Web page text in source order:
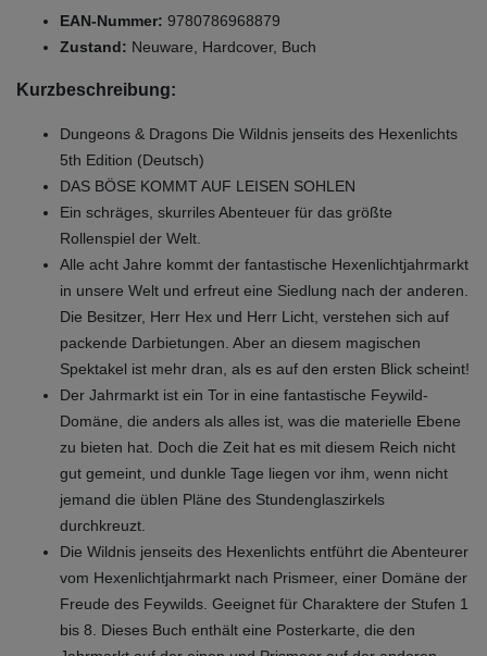
EAN-Nummer: 9780786968879
Zustand: Neuware, Hardcover, Buch
Kurzbeschreibung:
Dungeons & Dragons Die Wildnis jenseits des Hexenlichts
5th Edition (Deutsch)
DAS BÖSE KOMMT AUF LEISEN SOHLEN
Ein schräges, skurriles Abenteuer für das größte
Rollenspiel der Welt.
Alle acht Jahre kommt der fantastische Hexenlichtjahrmarkt
in unsere Welt und erfreut eine Siedlung nach der anderen.
Die Besitzer, Herr Hex und Herr Licht, verstehen sich auf
packende Darbietungen. Aber an diesem magischen
Spektakel ist mehr dran, als es auf den ersten Blick scheint!
Der Jahrmarkt ist ein Tor in eine fantastische Feywild-
Domäne, die anders als alles ist, was die materielle Ebene
zu bieten hat. Doch die Zeit hat es mit diesem Reich nicht
gut gemeint, und dunkle Tage liegen vor ihm, wenn nicht
jemand die üblen Pläne des Stundenglaszirkels
durchkreuzt.
Die Wildnis jenseits des Hexenlichts entführt die Abenteurer
vom Hexenlichtjahrmarkt nach Prismeer, einer Domäne der
Freude des Feywilds. Geeignet für Charaktere der Stufen 1
bis 8. Dieses Buch enthält eine Posterkarte, die den